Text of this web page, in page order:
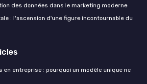
des données dans le marketing moderne
: l'ascension d'une figure incontournable du
entreprise : pourquoi un modèle unique ne